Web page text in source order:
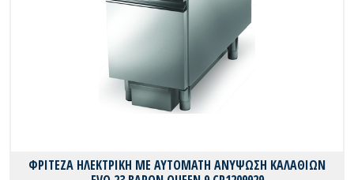
ΦΡΙΤΕΖΑ ΗΛΕΚΤΡΙΚΗ ΜΕ ΑΥΤΟΜΑΤΗ ΑΝΥΨΩΣΗ ΚΑΛΑΘΙΩΝ